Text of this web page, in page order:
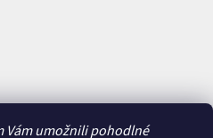
Vám umožnili pohodlné